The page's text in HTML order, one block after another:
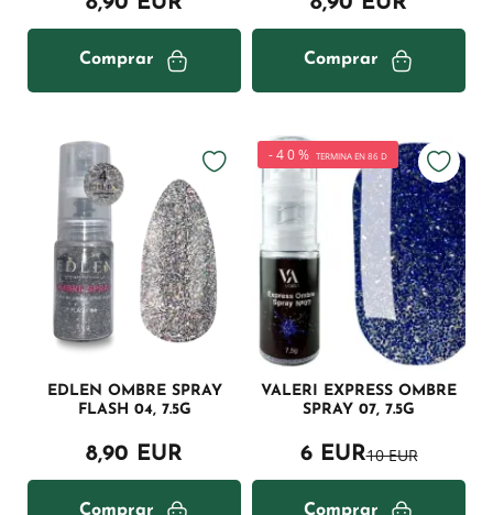
Comprar Comprar
EDLEN OMBRE SPRAY
FLASH 04, 7.5G
8,90 EUR
Comprar
-40%TERMINA EN 86 D
VALERI EXPRESS OMBRE
SPRAY 07, 7.5G
6 EUR10 EUR
Comprar